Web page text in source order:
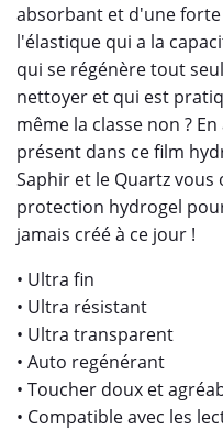
absorbant et d'une
l'élastique qui a la
qui se régénère tout
nettoyer et qui est
même la classe non ?
présent dans ce film
Saphir et le Quartz
protection hydrogel
jamais créé à ce jour !
• Ultra fin
• Ultra résistant
• Ultra transparent
• Auto regénérant
• Toucher doux et
• Compatible avec les